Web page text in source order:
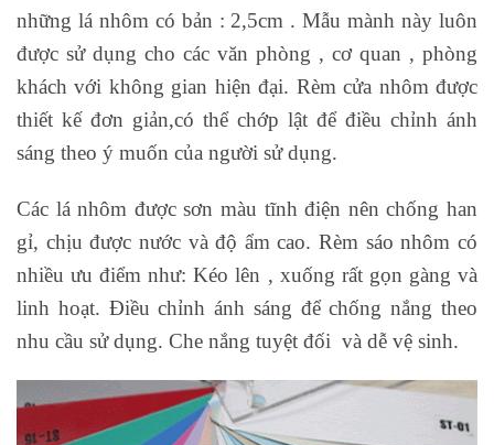
những lá nhôm có bản : 2,5cm . Mẫu mành này luôn
được sử dụng cho các văn phòng , cơ quan , phòng
khách với không gian hiện đại. Rèm cửa nhôm được
thiết kế đơn giản,có thể chớp lật để điều chỉnh ánh
sáng theo ý muốn của người sử dụng.
Các lá nhôm được sơn màu tĩnh điện nên chống han
gỉ, chịu được nước và độ ẩm cao. Rèm sáo nhôm có
nhiều ưu điểm như: Kéo lên , xuống rất gọn gàng và
linh hoạt. Điều chỉnh ánh sáng để chống nắng theo
nhu cầu sử dụng. Che nắng tuyệt đối và dễ vệ sinh.